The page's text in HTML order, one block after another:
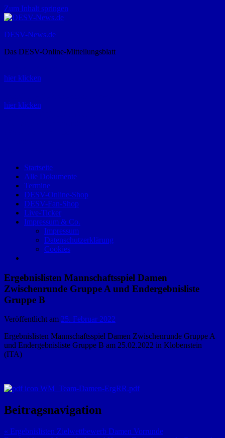
Zum Inhalt springen
DESV-News.de
Das DESV-Online-Mitteilungsblatt
hier klicken
hier klicken
Startseite
Alle Dokumente
Termine
DESV-Online-Shop
DESV-Fan-Shop
Live-Ticker
Impressum & Co.
Impressum
Datenschutzerklärung
Cookies
Ergebnislisten Mannschaftsspiel Damen
Zwischenrunde Gruppe A und Endergebnisliste
Gruppe B
Veröffentlicht am 25. Februar 2022
Ergebnislisten Mannschaftsspiel Damen Zwischenrunde Gruppe A
und Endergebnisliste Gruppe B am 25.02.2022 in Klobenstein
(ITA)
WM_Team-Damen-ErgRR.pdf
Beitragsnavigation
« Ergebnislisten Zielwettbewerb Damen Vorrunde